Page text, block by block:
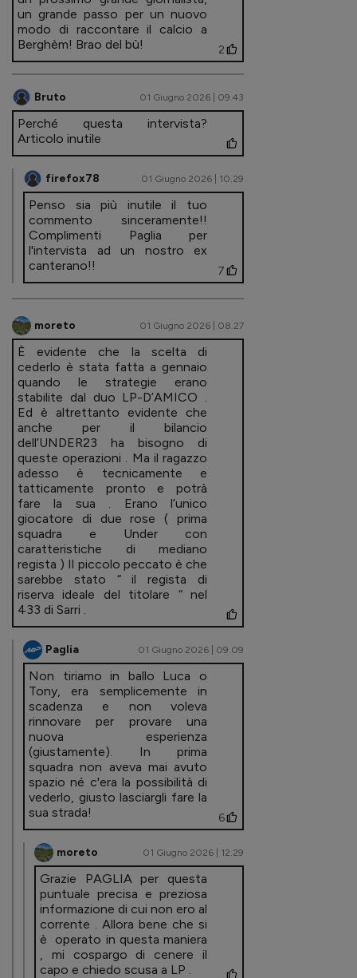
un grande passo per un nuovo
modo di raccontare il calcio a
Berghèm! Brao del bù!
2
Bruto 01 Giugno 2026 | 09.43
Perché questa intervista?
Articolo inutile
firefox78 01 Giugno 2026 | 10.29
Penso sia più inutile il tuo
commento sinceramente!!
Complimenti Paglia per
l'intervista ad un nostro ex
canterano!!
7
moreto 01 Giugno 2026 | 08.27
È evidente che la scelta di
cederlo è stata fatta a gennaio
quando le strategie erano
stabilite dal duo LP-D’AMICO .
Ed è altrettanto evidente che
anche per il bilancio
dell’UNDER23 ha bisogno di
queste operazioni . Ma il ragazzo
adesso è tecnicamente e
tatticamente pronto e potrà
fare la sua . Erano l’unico
giocatore di due rose ( prima
squadra e Under con
caratteristiche di mediano
regista ) Il piccolo peccato è che
sarebbe stato “ il regista di
riserva ideale del titolare “ nel
433 di Sarri .
Paglia 01 Giugno 2026 | 09.09
Non tiriamo in ballo Luca o
Tony, era semplicemente in
scadenza e non voleva
rinnovare per provare una
nuova esperienza
(giustamente). In prima
squadra non aveva mai avuto
spazio né c'era la possibilità di
vederlo, giusto lasciargli fare la
sua strada!
6
moreto 01 Giugno 2026 | 12.29
Grazie PAGLIA per questa
puntuale precisa e preziosa
informazione di cui non ero al
corrente . Allora bene che si
è operato in questa maniera
, mi cospargo di cenere il
capo e chiedo scusa a LP .